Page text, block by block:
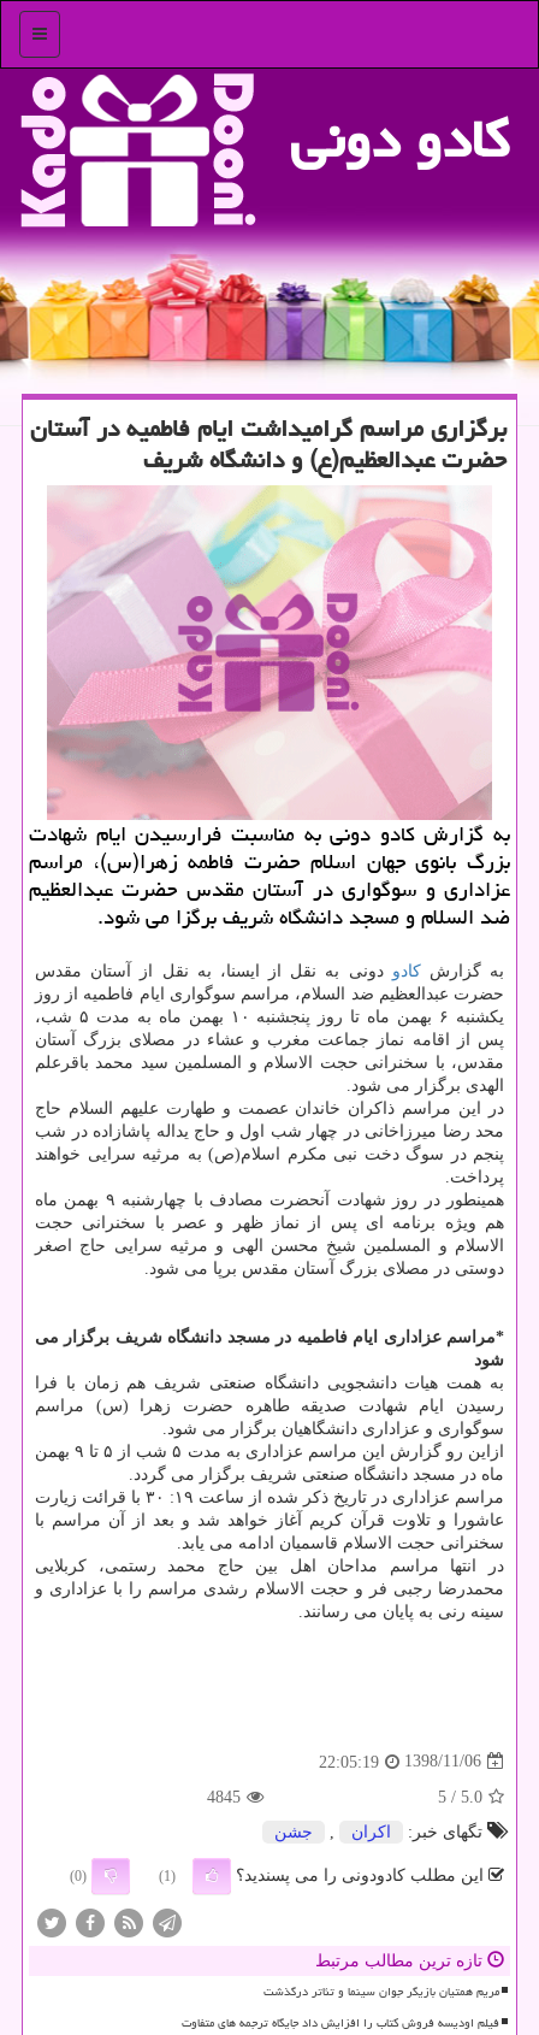
منو
كادو دونی
برگزاری مراسم گرامیداشت ایام فاطمیه در آستان
حضرت عبدالعظیم(ع) و دانشگاه شریف
به گزارش كادو دونی به مناسبت فرارسیدن ایام شهادت
بزرگ بانوی جهان اسلام حضرت فاطمه زهرا(س)، مراسم
عزاداری و سوگواری در آستان مقدس حضرت عبدالعظیم
ضد السلام و مسجد دانشگاه شریف برگزا می شود.
به گزارشكادو دونی به نقل از ایسنا، به نقل از آستان مقدس
حضرت عبدالعظیم ضد السلام، مراسم سوگواری ایام فاطمیه از روز
یكشنبه ۶ بهمن ماه تا روز پنجشنبه ۱۰ بهمن ماه به مدت ۵ شب،
پس از اقامه نماز جماعت مغرب و عشاء در مصلای بزرگ آستان
مقدس، با سخنرانی حجت الاسلام و المسلمین سید محمد باقرعلم
الهدی برگزار می شود.
در این مراسم ذاكران خاندان عصمت و طهارت علیهم السلام حاج
محد رضا میرزاخانی در چهار شب اول و حاج یداله پاشازاده در شب
پنجم در سوگ دخت نبی مكرم اسلام(ص) به مرثیه سرایی خواهند
پرداخت.
همینطور در روز شهادت آنحضرت مصادف با چهارشنبه ۹ بهمن ماه
هم ویژه برنامه ای پس از نماز ظهر و عصر با سخنرانی حجت
الاسلام و المسلمین شیخ محسن الهی و مرثیه سرایی حاج اصغر
دوستی در مصلای بزرگ آستان مقدس برپا می شود.
*مراسم عزاداری ایام فاطمیه در مسجد دانشگاه شریف برگزار می
شود
به همت هیات دانشجویی دانشگاه صنعتی شریف هم زمان با فرا
رسیدن ایام شهادت صدیقه طاهره حضرت زهرا (س) مراسم
سوگواری و عزاداری دانشگاهیان برگزار می شود.
ازاین رو گزارش این مراسم عزاداری به مدت ۵ شب از ۵ تا ۹ بهمن
ماه در مسجد دانشگاه صنعتی شریف برگزار می گردد.
مراسم عزاداری در تاریخ ذكر شده از ساعت ۱۹: ۳۰ با قرائت زیارت
عاشورا و تلاوت قرآن كریم آغاز خواهد شد و بعد از آن مراسم با
سخنرانی حجت الاسلام قاسمیان ادامه می یابد.
در انتها مراسم مداحان اهل بین حاج محمد رستمی، كربلایی
محمدرضا رجبی فر و حجت الاسلام رشدی مراسم را با عزاداری و
سینه رنی به پایان می رسانند.
1398/11/06
22:05:19
5.0
/ 5
4845
تگهای خبر:
اكران جشن
این مطلب کادودونی را می پسندید؟ (1)
(0)
تازه ترین مطالب مرتبط
مریم همتیان بازیگر جوان سینما و تئاتر درگذشت
فیلم اودیسه فروش کتاب را افزایش داد جایگاه ترجمه های متفاوت